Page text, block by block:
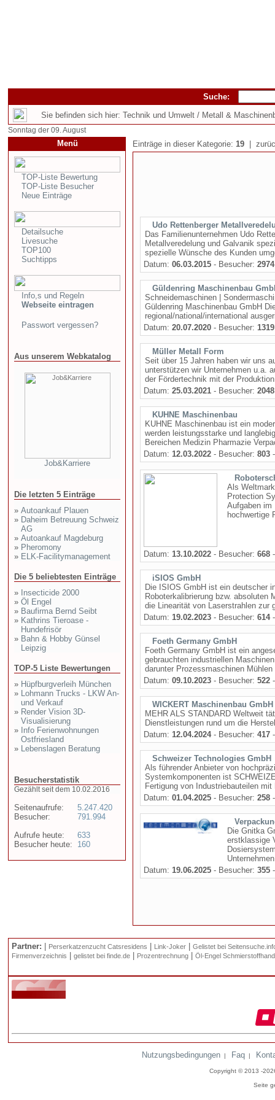
Suche:
Sie befinden sich hier: Technik und Umwelt / Metall &
Sonntag der 09. August
Menü
TOP-Liste Bewertung
TOP-Liste Besucher
Neue Einträge
Detailsuche
Livesuche
TOP100
Suchtipps
Info,s und Regeln
Webseite eintragen
Passwort vergessen?
Aus unserem Webkatalog
Job&Karriere
Die letzten 5 Einträge
» Autoankauf Plauen
» Daheim Betreuung Schweiz
AG
» Autoankauf Magdeburg
» Pheromony
» ELK-Facilitymanagement
Die 5 beliebtesten Einträge
» Insecticide 2000
» Öl Engel
» Baufirma Bernd Seibt
» Kathrins Tieroase -
Hundefrisör
» Bahn & Hobby Günsel
Leipzig
TOP-5 Liste Bewertungen
» Hüpfburgverleih München
» Lohmann Trucks - LKW An-
und Verkauf
» Render Vision 3D-
Visualisierung
» Info Ferienwohnungen
Ostfriesland
» Lebenslagen Beratung
Besucherstatistik
Gezählt seit dem 10.02.2016
Seitenaufrufe:
Besucher:
Aufrufe heute:
Besucher heute:
5.247.420
791.994
633
160
Einträge in dieser Kategorie: 19 |
Udo Rettenberger
Das Familienunternehmen Udo
Metallveredelung und Galvanik
spezielle Wünsche des Kunden
Datum: 06.03.2015 - Besucher: 2974
Güldenring Maschinenbau
Schneidemaschinen |
Güldenring Maschinenbau GmbH
regional/national/international
Datum: 20.07.2020 - Besucher: 1319
Müller Metall Form
Seit über 15 Jahren haben wir uns
unterstützen wir Unternehmen u.a.
der Fördertechnik mit der
Datum: 25.03.2021 - Besucher: 2048
KUHNE Maschinenbau
KUHNE Maschinenbau ist ein
werden leistungsstarke und
Bereichen Medizin Pharmazie
Datum: 12.03.2022 - Besucher: 803
Als
Protection
Aufgaben im
hochwertige
Datum: 13.10.2022 - Besucher: 668
iSIOS GmbH
Die ISIOS GmbH ist ein deutscher
Roboterkalibrierung bzw.
die Linearität von Laserstrahlen zur
Datum: 19.02.2023 - Besucher: 614-
Foeth Germany GmbH
Foeth Germany GmbH ist ein
gebrauchten industriellen
darunter Prozessmaschinen
Datum: 09.10.2023 - Besucher: 522
WICKERT Maschinenbau GmbH
MEHR ALS STANDARD Weltweit
Dienstleistungen rund um die
Datum: 12.04.2024- Besucher: 417
Schweizer Technologies GmbH
Als führender Anbieter von
Systemkomponenten ist
Fertigung von Industriebauteilen
Datum: 01.04.2025 - Besucher: 258
Die Gnitka
erstklassige
Datum: 19.06.2025 - Besucher: 355
Partner: Perserkatzenzucht Catsresidens Link-Joker
Gelistet bei
Firmenverzeichnis
gelistet bei finde.de Prozentrechnung Öl-Engel
Nutzungsbedingungen | Faq |
Copyright © 2013 -
Seite